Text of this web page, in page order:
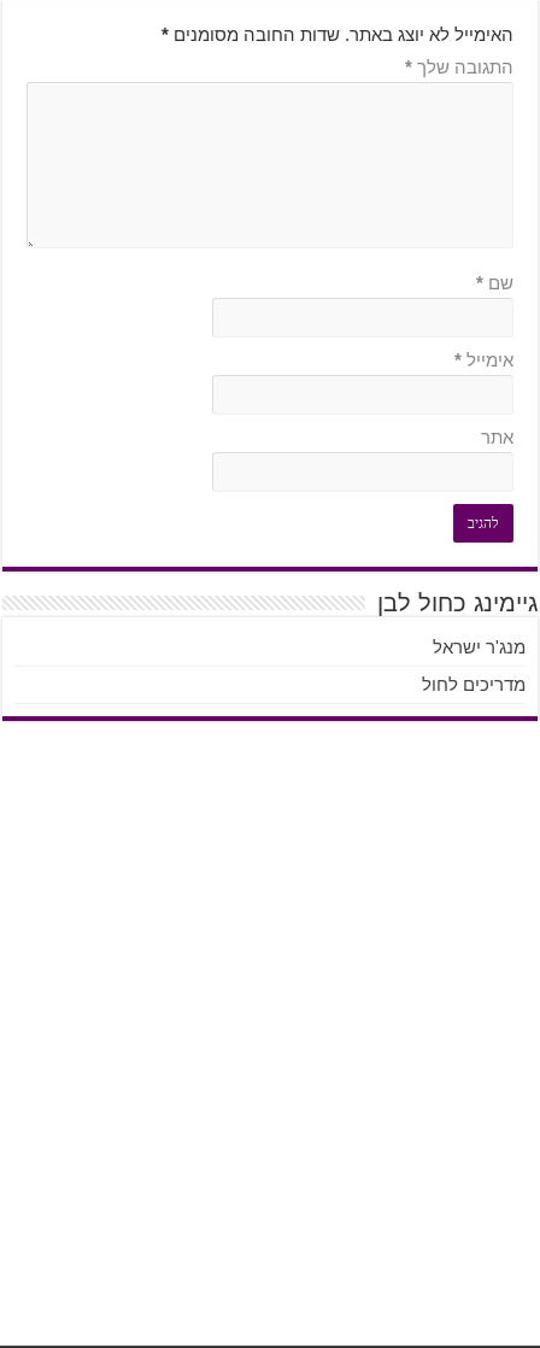
האימייל לא יוצג באתר. שדות החובה מסומנים *
התגובה שלך *
שם *
אימייל *
אתר
גיימינג כחול לבן
מנג'ר ישראל
מדריכים לחול